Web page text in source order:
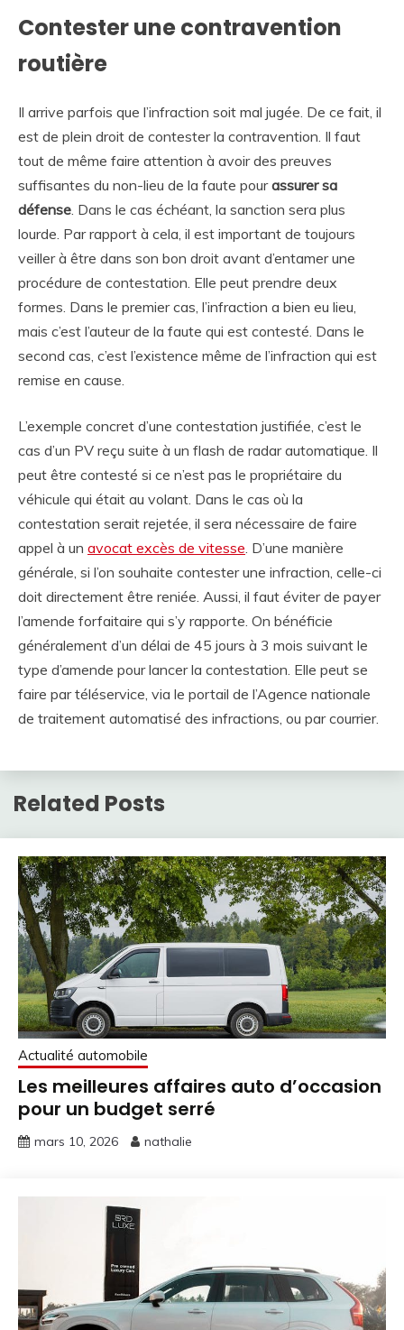
Contester une contravention
routière
Il arrive parfois que l’infraction soit mal jugée. De ce fait, il
est de plein droit de contester la contravention. Il faut
tout de même faire attention à avoir des preuves
suffisantes du non-lieu de la faute pourassurer sa
défense . Dans le cas échéant, la sanction sera plus
lourde. Par rapport à cela, il est important de toujours
veiller à être dans son bon droit avant d’entamer une
procédure de contestation. Elle peut prendre deux
formes. Dans le premier cas, l’infraction a bien eu lieu,
mais c’est l’auteur de la faute qui est contesté. Dans le
second cas, c’est l’existence même de l’infraction qui est
remise en cause.
L’exemple concret d’une contestation justifiée, c’est le
cas d’un PV reçu suite à un flash de radar automatique. Il
peut être contesté si ce n’est pas le propriétaire du
véhicule qui était au volant. Dans le cas où la
contestation serait rejetée, il sera nécessaire de faire
appel à un avocat excès de vitesse . D’une manière
générale, si l’on souhaite contester une infraction, celle-ci
doit directement être reniée. Aussi, il faut éviter de payer
l’amende forfaitaire qui s’y rapporte. On bénéficie
généralement d’un délai de 45 jours à 3 mois suivant le
type d’amende pour lancer la contestation. Elle peut se
faire par téléservice, via le portail de l’Agence nationale
de traitement automatisé des infractions, ou par courrier.
Related Posts
Actualité automobile
Les meilleures affaires auto d’occasion
pour un budget serré
mars 10, 2026 nathalie